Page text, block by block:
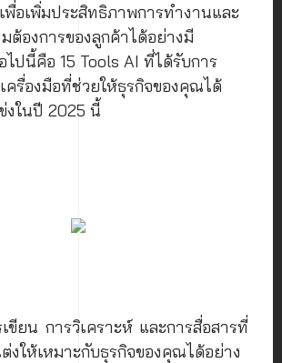
พื่อเพิ่มประสิทธิภาพการทำงานและ
ต้องการของลูกค้าได้อย่างมี
ปนี้คือ 15 Tools AI ที่ได้รับการ
ครื่องมือที่ช่วยให้ธุรกิจของคุณได้
งในปี 2025 นี้
ขียน การวิเคราะห์ และการสื่อสารที่
งให้เหมาะกับธุรกิจของคุณได้อย่าง